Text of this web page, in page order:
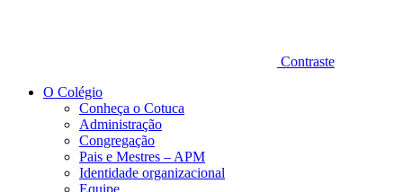
Contraste
O Colégio
Conheça o Cotuca
Administração
Congregação
Pais e Mestres – APM
Identidade organizacional
Equipe